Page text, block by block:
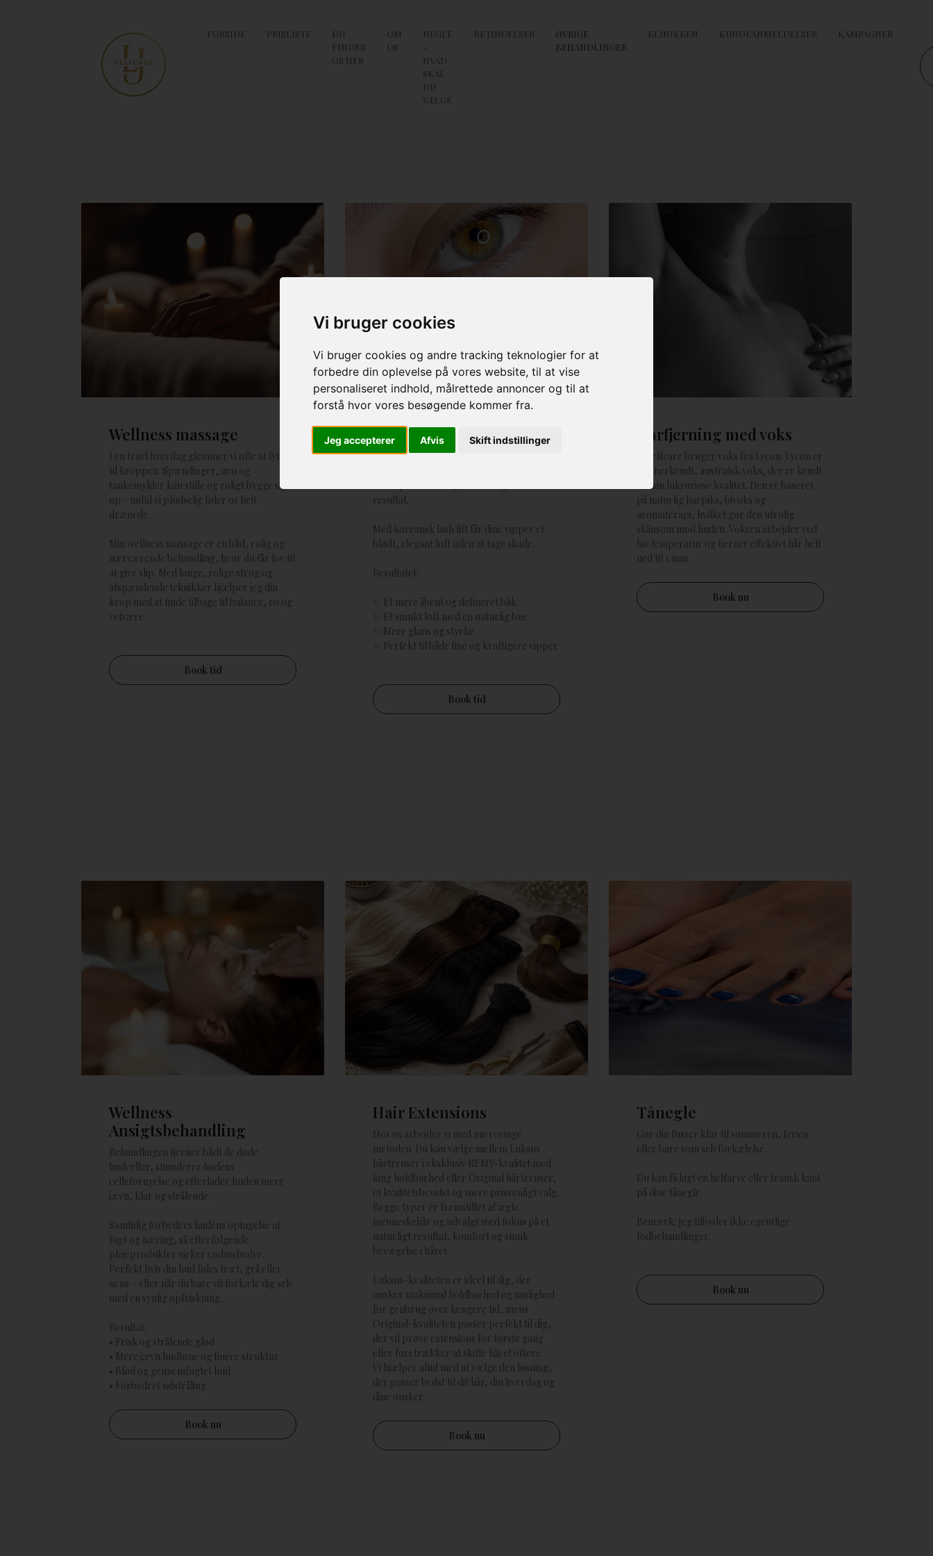
Vi bruger cookies
Vi bruger cookies og andre tracking teknologier for at
forbedre din oplevelse på vores website, til at vise
personaliseret indhold, målrettede annoncer og til at
forstå hvor vores besøgende kommer fra.
Jeg accepterer Afvis Skift indstillinger
FORSIDE PRISLISTE
DU
FINDER
OS HER
OM
OS
NEGLE
-
HVAD
SKAL
DU
VÆLGE
BETINGELSER
ØVRIGE
BEHANDLINGER
KLINIKKEN KUNDEANMELDELSER KAMPAGNER
Wellness massage
I en travl hverdag glemmer vi ofte at lytte
til kroppen. Spændinger, uro og
tankemylder kan stille og roligt bygge sig
op – indtil vi pludselig føler os helt
drænede.
Min wellness massage er en blid, rolig og
nærværende behandling, hvor du får lov til
at give slip. Med lange, rolige strøg og
afspændende teknikker hjælper jeg din
krop med at finde tilbage til balance, ro og
velvære.
Book tid
Koreansk lashlift
Jeg tilbyder farvning og formning af bryn
resultat.
Med koreansk lash lift får dine vipper et
blødt, elegant løft uden at tage skade.
Resultatet:
✨ Et mere åbent og defineret blik
✨ Et smukt løft med en naturlig bue
✨ Mere glans og styrke
✨ Perfekt til både fine og kraftigere vipper
Book tid
Hårfjerning med voks
LJ selfcare bruger voks fra Lycon. Lycon er
en anerkendt, australsk voks, der er kendt
for sin luksuriøse kvalitet. Den er baseret
på naturlig harpiks, bivoks og
aromaterapi, hvilket gør den utrolig
skånsom mod huden. Voksen arbejder ved
lav temperatur og fjerner effektivt hår helt
ned til 1 mm.
Book nu
Wellness
Ansigtsbehandling
Behandlingen fjerner blidt de døde
hudceller, stimulerer hudens
cellefornyelse og efterlader huden mere
jævn, klar og strålende.
Samtidig forbedres hudens optagelse af
fugt og næring, så efterfølgende
plejeprodukter virker endnu bedre.
Perfekt hvis din hud føles træt, grå eller
uens – eller når du bare vil forkæle dig selv
med en synlig opfriskning.
Resultat:
• Frisk og strålende glød
• Mere jævn hudtone og finere struktur
• Blød og gennemfugtet hud
• Forbedret udstråling
Book nu
Hair Extensions
Hos os arbejder vi med microringe
metoden. Du kan vælge mellem Luksus
hårtrenser i eksklusiv REMY-kvalitet med
lang holdbarhed eller Original hårtrenser,
et kvalitetsbevidst og mere prisvenligt valg.
Begge typer er fremstillet af ægte
menneskehår og udvalgt med fokus på et
naturligt resultat, komfort og smuk
bevægelse i håret.
Luksus-kvaliteten er ideel til dig, der
ønsker maksimal holdbarhed og mulighed
for genbrug over længere tid, mens
Original-kvaliteten passer perfekt til dig,
der vil prøve extensions for første gang
eller foretrækker at skifte håret oftere.
Vi hjælper altid med at vælge den løsning,
der passer bedst til dit hår, din hverdag og
dine ønsker.
Book nu
Tånegle
Gør din fusser klar til sommeren, ferien
eller bare som selvforkælelse.
Du kan få lagt en helfarve eller fransk kant
på dine tånegle.
Bemærk: Jeg tilbyder ikke egentlige
fodbehandlinger.
Book nu